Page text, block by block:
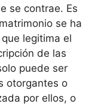
se contrae. Es
se ha
legitima el
de las
puede ser
otorgantes o
por ellos, o